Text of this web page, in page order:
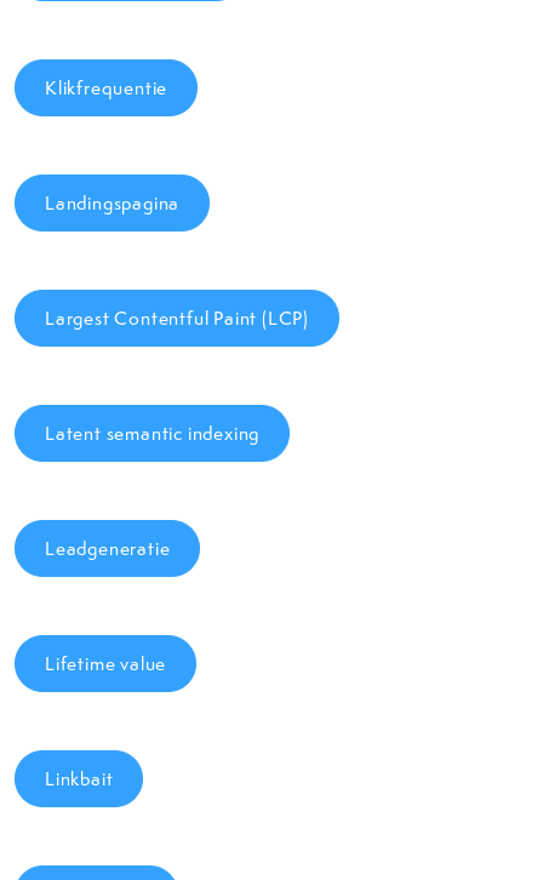
Klikfrequentie
Landingspagina
Largest Contentful Paint (LCP)
Latent semantic indexing
Leadgeneratie
Lifetime value
Linkbait